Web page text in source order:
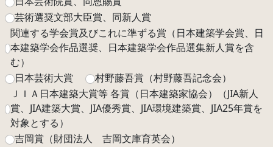
芸術選奨文部大臣賞、同新人賞
関連する学会賞及びこれに準ずる賞（日本建築学会賞、日
本建築学会作品選奨、日本建築学会作品選集新人賞を含
む）
日本芸術大賞
村野藤吾賞（村野藤吾記念会）
ＪＩＡ日本建築大賞等 各賞（日本建築家協会）（JIA新人
賞、JIA建築大賞、JIA優秀賞、JIA環境建築賞、JIA25年賞を
対象とする）
吉岡賞（財団法人 吉岡文庫育英会）